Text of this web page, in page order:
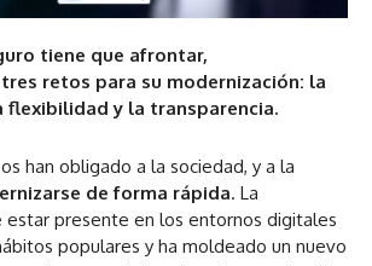
tiene que afrontar,
retos para su modernización: la
flexibilidad y la transparencia.
han obligado a la sociedad, y a la
de forma rápida. La
presente en los entornos digitales
populares y ha moldeado un nuevo